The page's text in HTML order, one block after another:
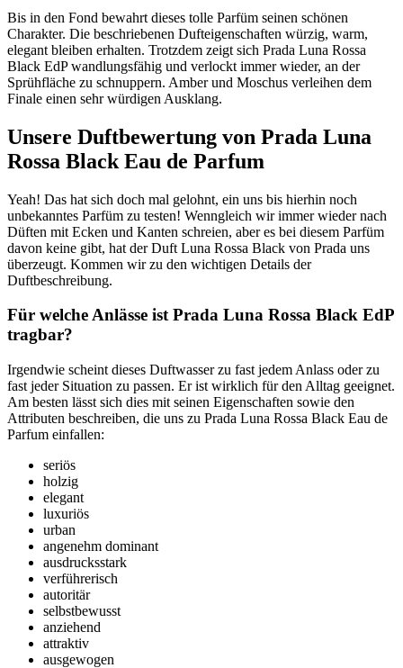
Bis in den Fond bewahrt dieses tolle Parfüm seinen schönen
Charakter. Die beschriebenen Dufteigenschaften würzig, warm,
elegant bleiben erhalten. Trotzdem zeigt sich Prada Luna Rossa
Black EdP wandlungsfähig und verlockt immer wieder, an der
Sprühfläche zu schnuppern. Amber und Moschus verleihen dem
Finale einen sehr würdigen Ausklang.
Unsere Duftbewertung von Prada Luna
Rossa Black Eau de Parfum
Yeah! Das hat sich doch mal gelohnt, ein uns bis hierhin noch
unbekanntes Parfüm zu testen! Wenngleich wir immer wieder nach
Düften mit Ecken und Kanten schreien, aber es bei diesem Parfüm
davon keine gibt, hat der Duft Luna Rossa Black von Prada uns
überzeugt. Kommen wir zu den wichtigen Details der
Duftbeschreibung.
Für welche Anlässe ist Prada Luna Rossa Black EdP
tragbar?
Irgendwie scheint dieses Duftwasser zu fast jedem Anlass oder zu
fast jeder Situation zu passen. Er ist wirklich für den Alltag geeignet.
Am besten lässt sich dies mit seinen Eigenschaften sowie den
Attributen beschreiben, die uns zu Prada Luna Rossa Black Eau de
Parfum einfallen:
seriös
holzig
elegant
luxuriös
urban
angenehm dominant
ausdrucksstark
verführerisch
autoritär
selbstbewusst
anziehend
attraktiv
ausgewogen